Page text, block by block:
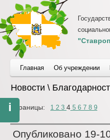
i
Главная Об учреждении
Новости \
Страницы: 1 2 3 4 5 6 7 8 9
Опубликовано 19-